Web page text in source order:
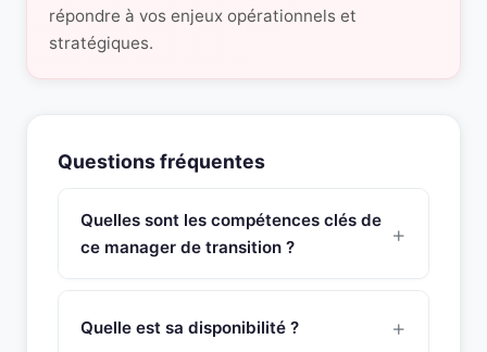
répondre à vos enjeux opérationnels et
stratégiques.
Questions fréquentes
Quelles sont les compétences clés de
ce manager de transition ?
une expertise approfondie en grande expérience
Quelle est sa disponibilité ?